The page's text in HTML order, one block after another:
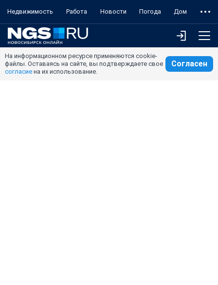
Недвижимость Работа Новости Погода Дом
На информационном ресурсе применяются cookie-
файлы. Оставаясь на сайте, вы подтверждаете свое
согласие на их использование.
Согласен